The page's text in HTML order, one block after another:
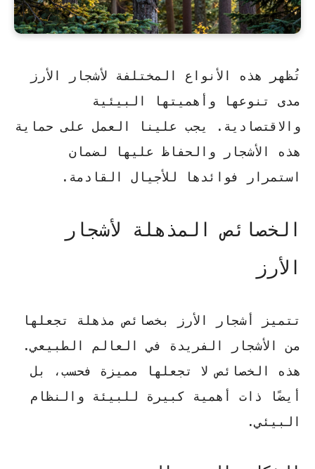
تُظهر هذه الأنواع المختلفة لأشجار الأرز
مدى تنوعها وأهميتها البيئية
والاقتصادية. يجب علينا العمل على حماية
هذه الأشجار والحفاظ عليها لضمان
استمرار فوائدها للأجيال القادمة.
الخصائص المذهلة لأشجار
الأرز
تتميز أشجار الأرز بخصائص مذهلة تجعلها
من الأشجار الفريدة في العالم الطبيعي.
هذه الخصائص لا تجعلها مميزة فحسب، بل
أيضًا ذات أهمية كبيرة للبيئة والنظام
البيئي.